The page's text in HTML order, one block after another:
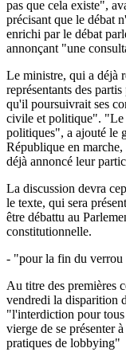
pas que cela existe",
précisant que le débat
enrichi par le débat
annonçant "une
Le ministre, qui a déjà
représentants des
qu'il poursuivrait ses
civile et politique". "Le
politiques", a ajouté le
République en
déjà annoncé leur
La discussion devra
le texte, qui sera
être débattu au
constitutionnelle.
- "pour la fin du
Au titre des premières
vendredi la disparition
"l'interdiction pour tous
vierge de se présenter
pratiques de lobbying"